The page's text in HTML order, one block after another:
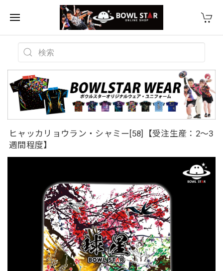
ヒャッカリョウラン・シャミー[58]【受注生産：2〜3
週間程度】